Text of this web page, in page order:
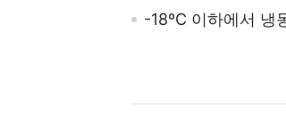
-18ºC 이하에서 냉